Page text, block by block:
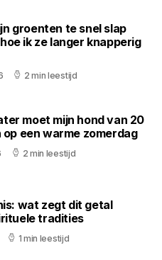
groenten te snel slap
ik ze langer knapperig
2 min leestijd
moet mijn hond van 20
op een warme zomerdag
2 min leestijd
wat zegt dit getal
tradities
1 min leestijd